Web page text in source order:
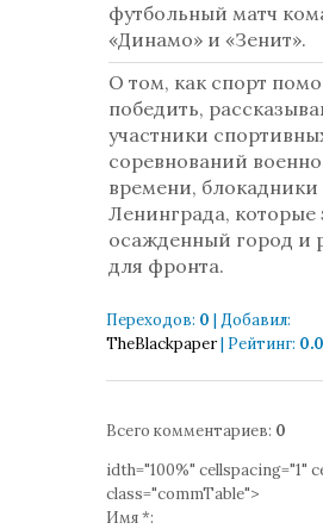
футбольный матч
«Динамо» и «Зенит».
О том, как спорт
победить,
участники
соревнований
времени, блокадники
Ленинграда,
осажденный город и
для фронта.
Переходов: 0 | Добавил:
TheBlackpaper| Рейтинг: 0.0
Всего комментариев: 0
idth="100%" cellspacing="1"
class="commTable">
Имя *: